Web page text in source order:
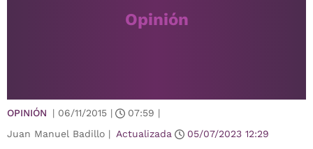
Opinión
OPINIÓN | 06/11/2015 | 07:59 |
Juan Manuel Badillo |
Actualizada 05/07/2023 12:29